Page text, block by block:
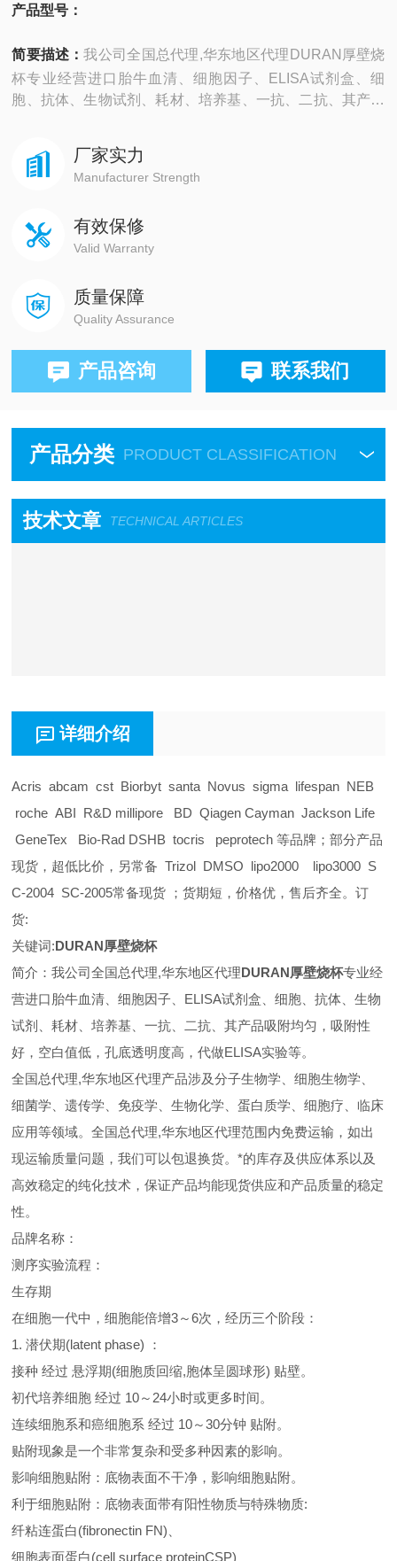
产品型号：
简要描述：我公司全国总代理,华东地区代理DURAN厚壁烧
杯专业经营进口胎牛血清、细胞因子、ELISA试剂盒、细
胞、抗体、生物试剂、耗材、培养基、一抗、二抗、其产品
厂家实力
Manufacturer Strength
有效保修
Valid Warranty
质量保障
Quality Assurance
产品咨询 联系我们
产品分类 PRODUCT CLASSIFICATION
技术文章 TECHNICAL ARTICLES
详细介绍
Acris abcam cst Biorbyt santa Novus sigma lifespan NEB
roche ABI R&D millipore BD Qiagen Cayman Jackson Life
GeneTex Bio-Rad DSHB tocris peprotech 等品牌；部分产品
现货，超低比价，另常备 Trizol DMSO lipo2000 lipo3000 S
C-2004 SC-2005常备现货 ；货期短，价格优，售后齐全。订
货:
关键词:DURAN厚壁烧杯
简介：我公司全国总代理,华东地区代理DURAN厚壁烧杯专业经
营进口胎牛血清、细胞因子、ELISA试剂盒、细胞、抗体、生物
试剂、耗材、培养基、一抗、二抗、其产品吸附均匀，吸附性
好，空白值低，孔底透明度高，代做ELISA实验等。
全国总代理,华东地区代理产品涉及分子生物学、细胞生物学、
细菌学、遗传学、免疫学、生物化学、蛋白质学、细胞疗、临床
应用等领域。全国总代理,华东地区代理范围内免费运输，如出
现运输质量问题，我们可以包退换货。*的库存及供应体系以及
高效稳定的纯化技术，保证产品均能现货供应和产品质量的稳定
性。
品牌名称：
测序实验流程：
生存期
在细胞一代中，细胞能倍增3～6次，经历三个阶段：
1. 潜伏期(latent phase) ：
接种 经过 悬浮期(细胞质回缩,胞体呈圆球形) 贴壁。
初代培养细胞 经过 10～24小时或更多时间。
连续细胞系和癌细胞系 经过 10～30分钟 贴附。
贴附现象是一个非常复杂和受多种因素的影响。
影响细胞贴附：底物表面不干净，影响细胞贴附。
利于细胞贴附：底物表面带有阳性物质与特殊物质:
纤粘连蛋白(fibronectin FN)、
细胞表面蛋白(cell surface proteinCSP)